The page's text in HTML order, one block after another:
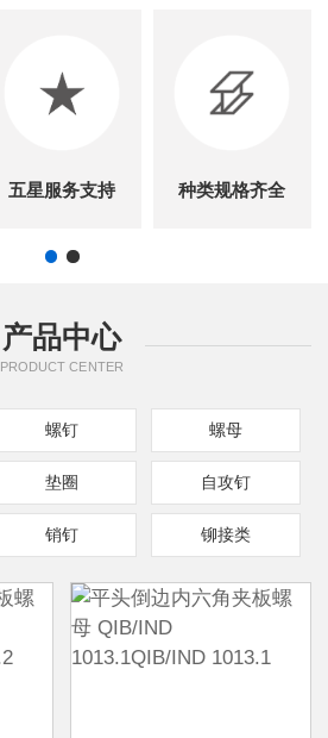
五星服务支持 种类规格齐全
产品中心
PRODUCT CENTER
螺钉 螺母
垫圈 自攻钉
销钉 铆接类